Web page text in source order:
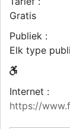
Gratis
Publiek :
Elk type
Internet :
https://